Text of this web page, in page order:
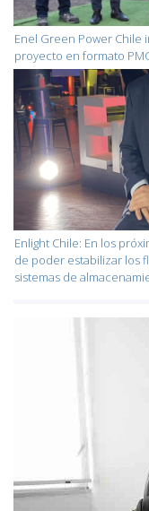
Enel Green Power Chile
proyecto en formato
Enlight Chile: En los
de poder estabilizar los
sistemas de